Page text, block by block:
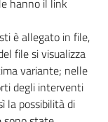
hanno il link
è allegato in file,
file si visualizza
variante; nelle
degli interventi
la possibilità di